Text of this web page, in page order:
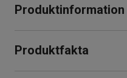
Produktinformation
Produktfakta